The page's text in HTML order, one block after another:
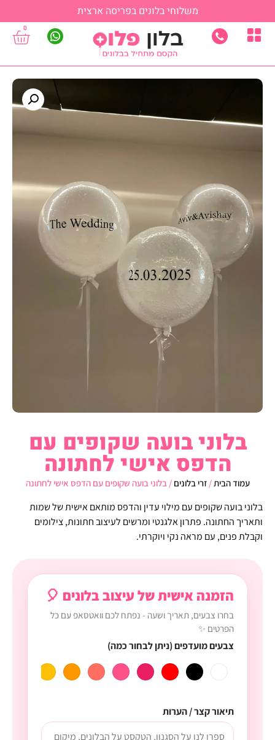
משלוחי בלונים בפריסה ארצית
0
בלוני בועה שקופים עם
הדפס אישי לחתונה
עמוד הבית/זרי בלונים / בלוני בועה שקופים עם הדפס אישי לחתונה
בלוני בועה שקופים עם מילוי עדין והדפס מותאם אישית של שמות
ותאריך החתונה. פתרון אלגנטי ומרשים לעיצוב חתונות, צילומים
וקבלת פנים, עם מראה נקי ויוקרתי.
הזמנה אישית של עיצוב בלונים 🎈
בחרו צבעים, תאריך ושעה - נפתח לכם וואטסאפ עם כל
הפרטים ✨
צבעים מועדפים (ניתן לבחור כמה)
תיאור קצר / הערות